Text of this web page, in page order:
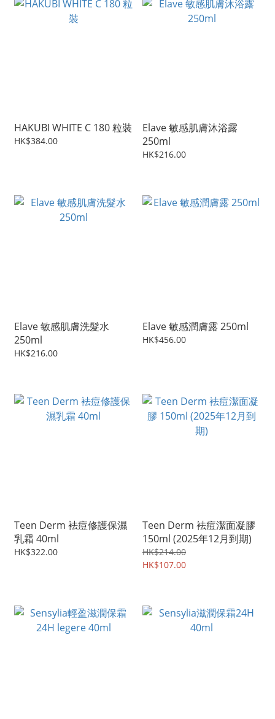
HAKUBI WHITE C 180 粒裝
HK$384.00
Elave 敏感肌膚沐浴露
250ml
HK$216.00
Elave 敏感肌膚洗髮水
250ml
HK$216.00
Elave 敏感潤膚露 250ml
HK$456.00
Teen Derm 袪痘修護保濕
乳霜 40ml
HK$322.00
Teen Derm 袪痘潔面凝膠
150ml (2025年12月到期)
HK$214.00
HK$107.00